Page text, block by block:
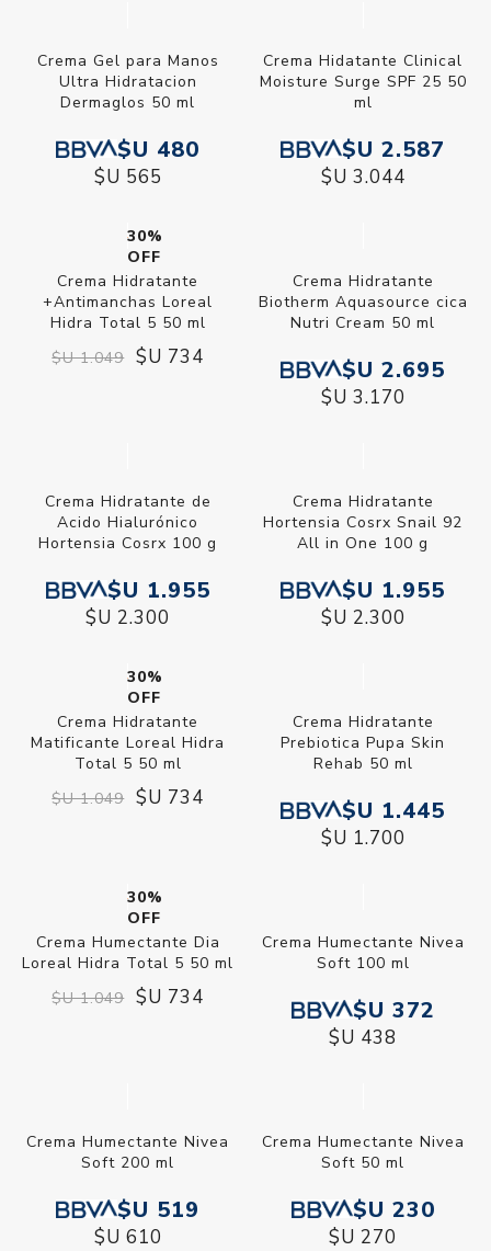
Crema Gel para Manos
Ultra Hidratacion
Dermaglos 50 ml
$U 480
$U 565
Crema Hidatante Clinical
Moisture Surge SPF 25 50
ml
$U 2.587
$U 3.044
30%
OFF
Crema Hidratante
+Antimanchas Loreal
Hidra Total 5 50 ml
$U 1.049 $U 734
Crema Hidratante
Biotherm Aquasource cica
Nutri Cream 50 ml
$U 2.695
$U 3.170
Crema Hidratante de
Acido Hialurónico
Hortensia Cosrx 100 g
$U 1.955
$U 2.300
Crema Hidratante
Hortensia Cosrx Snail 92
All in One 100 g
$U 1.955
$U 2.300
30%
OFF
Crema Hidratante
Matificante Loreal Hidra
Total 5 50 ml
$U 1.049 $U 734
Crema Hidratante
Prebiotica Pupa Skin
Rehab 50 ml
$U 1.445
$U 1.700
30%
OFF
Crema Humectante Dia
Loreal Hidra Total 5 50 ml
$U 1.049 $U 734
Crema Humectante Nivea
Soft 100 ml
$U 372
$U 438
Crema Humectante Nivea
Soft 200 ml
$U 519
$U 610
Crema Humectante Nivea
Soft 50 ml
$U 230
$U 270